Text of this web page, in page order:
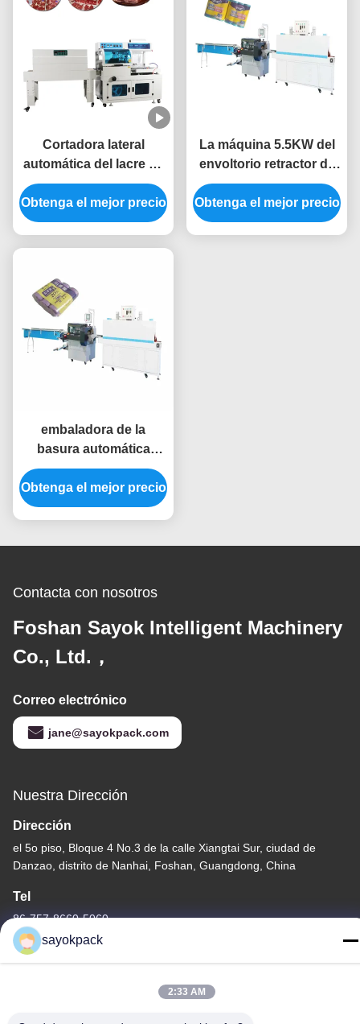
Cortadora lateral
automática del lacre de
la empaquetadora 380V
de la película de
encogimiento
Obtenga el mejor precio
La máquina 5.5KW del
envoltorio retractor de
la película de la basura
por contracción la
máquina del envasado
Obtenga el mejor precio
embaladora de la
basura automática
15KW de la
empaquetadora del
encogimiento del calor
Obtenga el mejor precio
Contacta con nosotros
Foshan Sayok Intelligent Machinery
Co., Ltd.，
Correo electrónico
jane@sayokpack.com
Nuestra Dirección
Dirección
el 5o piso, Bloque 4 No.3 de la calle Xiangtai Sur, ciudad de
Danzao, distrito de Nanhai, Foshan, Guangdong, China
Tel
86-757-8660-5060
sayokpack
2:33 AM